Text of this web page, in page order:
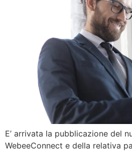
E’ arrivata la pubblicazione del
WebeeConnect e della relativa